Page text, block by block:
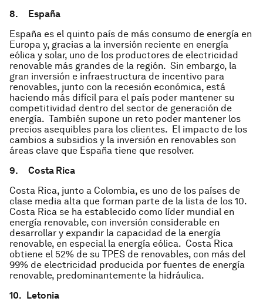
8. España
España es el quinto país de más consumo de energía en
Europa y, gracias a la inversión reciente en energía
eólica y solar, uno de los productores de electricidad
renovable más grandes de la región. Sin embargo, la
gran inversión e infraestructura de incentivo para
renovables, junto con la recesión económica, está
haciendo más difícil para el país poder mantener su
competitividad dentro del sector de generación de
energía. También supone un reto poder mantener los
precios asequibles para los clientes. El impacto de los
cambios a subsidios y la inversión en renovables son
áreas clave que España tiene que resolver.
9. Costa Rica
Costa Rica, junto a Colombia, es uno de los países de
clase media alta que forman parte de la lista de los 10.
Costa Rica se ha establecido como líder mundial en
energía renovable, con inversión considerable en
desarrollar y expandir la capacidad de la energía
renovable, en especial la energía eólica. Costa Rica
obtiene el 52% de su TPES de renovables, con más del
99% de electricidad producida por fuentes de energía
renovable, predominantemente la hidráulica.
10. Letonia